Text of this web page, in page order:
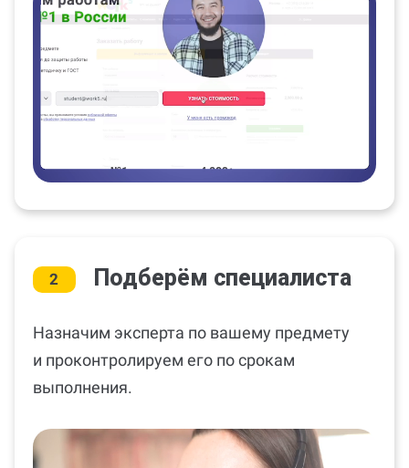
2 Подберём специалиста
Назначим эксперта по вашему предмету
и проконтролируем его по срокам
выполнения.